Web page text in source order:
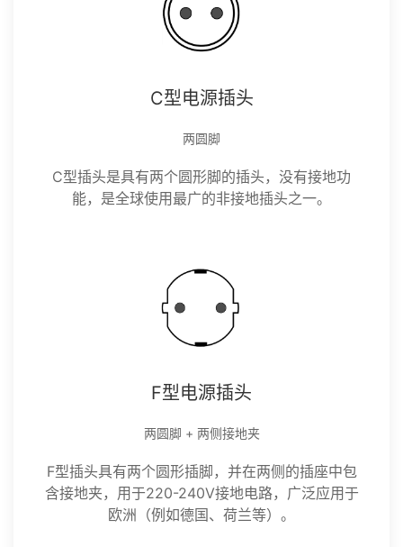
C型电源插头
两圆脚
C型插头是具有两个圆形脚的插头，没有接地功
能，是全球使用最广的非接地插头之一。
F型电源插头
两圆脚 + 两侧接地夹
F型插头具有两个圆形插脚，并在两侧的插座中包
含接地夹，用于220-240V接地电路，广泛应用于
欧洲（例如德国、荷兰等）。